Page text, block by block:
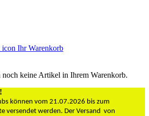
Ihr Warenkorb
noch keine Artikel in Ihrem Warenkorb.
können vom 21.07.2026 bis zum
versendet werden. Der Versand von